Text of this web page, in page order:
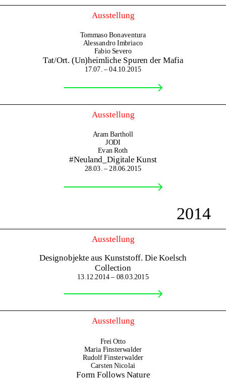
Ausstellung
Tommaso Bonaventura
Alessandro Imbriaco
Fabio Severo
Tat/Ort. (Un)heimliche Spuren der Mafia
17.07. – 04.10.2015
Ausstellung
Aram Bartholl
JODI
Evan Roth
#Neuland_Digitale Kunst
28.03. – 28.06.2015
2014
Ausstellung
Designobjekte aus Kunststoff. Die Koelsch
Collection
13.12.2014 – 08.03.2015
Ausstellung
Frei Otto
Maria Finsterwalder
Rudolf Finsterwalder
Carsten Nicolai
Form Follows Nature